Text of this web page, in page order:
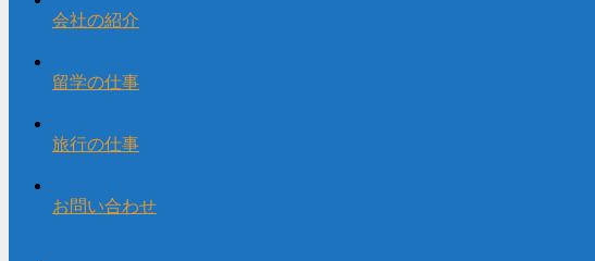
会社の紹介
留学の仕事
旅行の仕事
お問い合わせ